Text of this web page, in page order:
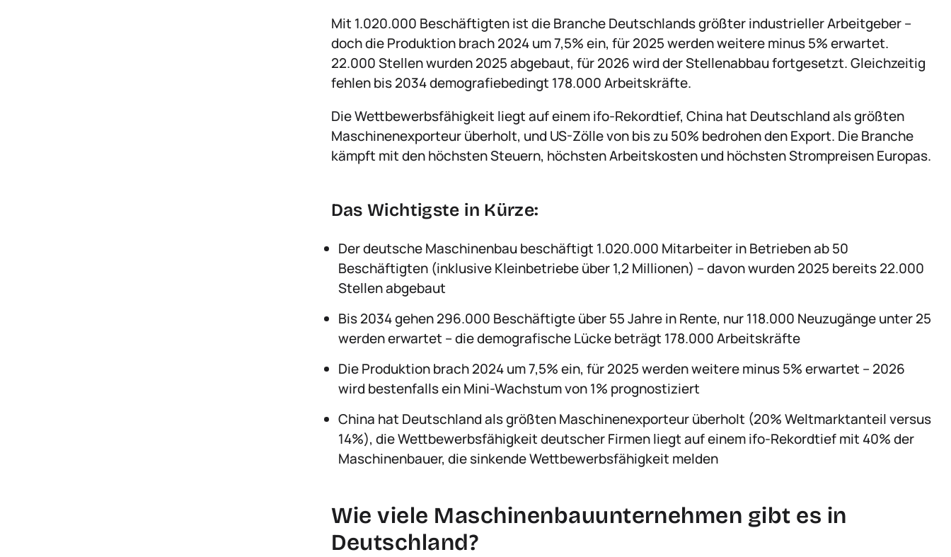
Mit 1.020.000 Beschäftigten ist die Branche Deutschlands größter industrieller Arbeitgeber –
doch die Produktion brach 2024 um 7,5% ein, für 2025 werden weitere minus 5% erwartet.
22.000 Stellen wurden 2025 abgebaut, für 2026 wird der Stellenabbau fortgesetzt. Gleichzeitig
fehlen bis 2034 demografiebedingt 178.000 Arbeitskräfte.
Die Wettbewerbsfähigkeit liegt auf einem ifo-Rekordtief, China hat Deutschland als größten
Maschinenexporteur überholt, und US-Zölle von bis zu 50% bedrohen den Export. Die Branche
kämpft mit den höchsten Steuern, höchsten Arbeitskosten und höchsten Strompreisen Europas.
Das Wichtigste in Kürze:
Der deutsche Maschinenbau beschäftigt 1.020.000 Mitarbeiter in Betrieben ab 50
Beschäftigten (inklusive Kleinbetriebe über 1,2 Millionen) – davon wurden 2025 bereits 22.000
Stellen abgebaut
Bis 2034 gehen 296.000 Beschäftigte über 55 Jahre in Rente, nur 118.000 Neuzugänge unter 25
werden erwartet – die demografische Lücke beträgt 178.000 Arbeitskräfte
Die Produktion brach 2024 um 7,5% ein, für 2025 werden weitere minus 5% erwartet – 2026
wird bestenfalls ein Mini-Wachstum von 1% prognostiziert
China hat Deutschland als größten Maschinenexporteur überholt (20% Weltmarktanteil versus
14%), die Wettbewerbsfähigkeit deutscher Firmen liegt auf einem ifo-Rekordtief mit 40% der
Maschinenbauer, die sinkende Wettbewerbsfähigkeit melden
Wie viele Maschinenbauunternehmen gibt es in
Deutschland?